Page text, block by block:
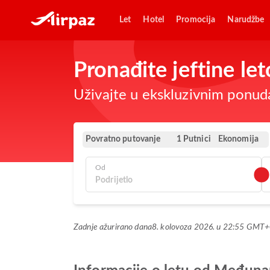
Let Hotel Promocija Narudžbe
Pronađite jeftine
Uživajte u ekskluzivnim
Povratno putovanje 1 Putnici Ekonomija
Od
Zadnje ažurirano dana8. kolovoza 2026. u 22:55